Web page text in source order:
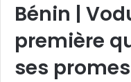
Bénin |
première
ses